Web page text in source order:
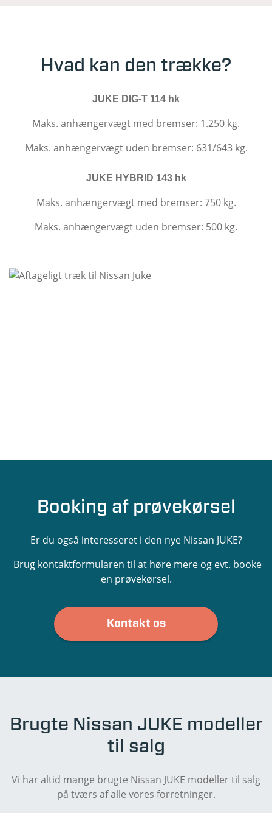
Hvad kan den trække?
JUKE DIG-T 114 hk
Maks. anhængervægt med bremser: 1.250 kg.
Maks. anhængervægt uden bremser: 631/643 kg.
JUKE HYBRID 143 hk
Maks. anhængervægt med bremser: 750 kg.
Maks. anhængervægt uden bremser: 500 kg.
Booking af prøvekørsel
Er du også interesseret i den nye Nissan JUKE?
Brug kontaktformularen til at høre mere og evt. booke
en prøvekørsel.
Kontakt os
Brugte Nissan JUKE modeller
til salg
Vi har altid mange brugte Nissan JUKE modeller til salg
på tværs af alle vores forretninger.